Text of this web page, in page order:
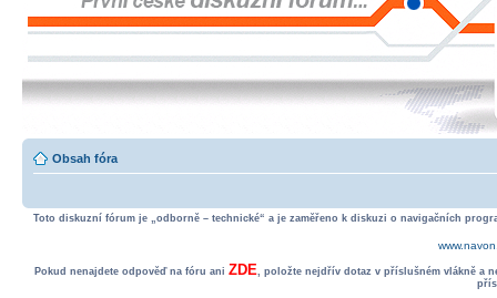
Obsah fóra
Toto diskuzní fórum je „odborně – technické“ a je zaměřeno k diskuzi o navigačních
Pokud nenajdete odpověď na fóru ani ZDE, položte nejdřív dotaz v příslušném vlákně a